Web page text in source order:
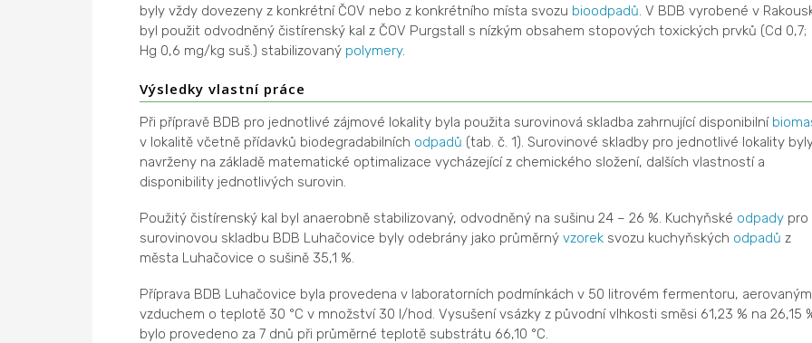
byly vždy dovezeny z konkrétní ČOV nebo z konkrétního místa svozu bioodpadů. V BDB vyrobené v
byl použit odvodněný čistírenský kal z ČOV Purgstall s nízkým obsahem stopových toxických prvků (Cd 0,7;
Hg 0,6 mg/kg suš.) stabilizovaný polymery.
Výsledky vlastní práce
Při přípravě BDB pro jednotlivé zájmové lokality byla použita surovinová skladba zahrnující disponibilní
v lokalitě včetně přídavků biodegradabilních odpadů (tab. č. 1). Surovinové skladby pro jednotlivé lokality
navrženy na základě matematické optimalizace vycházející z chemického složení, dalších vlastností a
disponibility jednotlivých surovin.
Použitý čistírenský kal byl anaerobně stabilizovaný, odvodněný na sušinu 24 – 26 %. Kuchyňské odpadypro
surovinovou skladbu BDB Luhačovice byly odebrány jako průměrný vzoreksvozu kuchyňských odpadů z
města Luhačovice o sušině 35,1 %.
Příprava BDB Luhačovice byla provedena v laboratorních podmínkách v 50 litrovém fermentoru, aerovaným
vzduchem o teplotě 30 °C v množství 30 l/hod. Vysušení vsázky z původní vlhkosti směsi 61,23 % na 26,15
bylo provedeno za 7 dnů při průměrné teplotě substrátu 66,10 °C.